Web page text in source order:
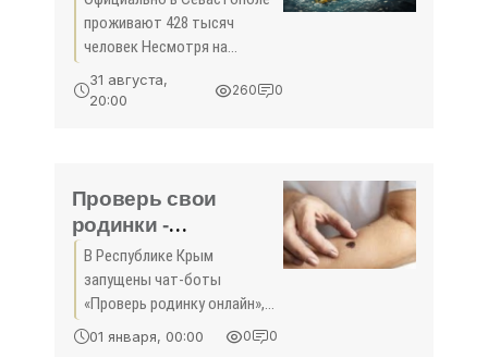
тысяч человек -
«Здоровье»
проживают 428 тысяч
человек Несмотря на
население Севастополя
в ходе
31 августа,
20:00
260 0
Проверь свои
родинки -
«Здоровье Крыма»
В Республике Крым
запущены чат-боты
«Проверь родинку онлайн»,
помогающие выявить рак
кожи - меланому на ранних
01 января, 00:00 0 0